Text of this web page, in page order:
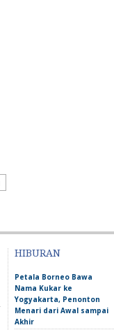
HIBURAN
Petala Borneo Bawa
Nama Kukar ke
Yogyakarta, Penonton
Menari dari Awal sampai
Akhir